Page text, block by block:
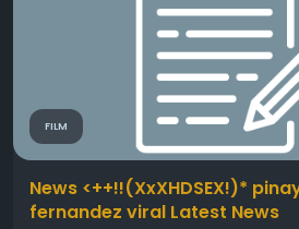
FILM
News <++!!(XxXHDSEX!)*
fernandez viral Latest News